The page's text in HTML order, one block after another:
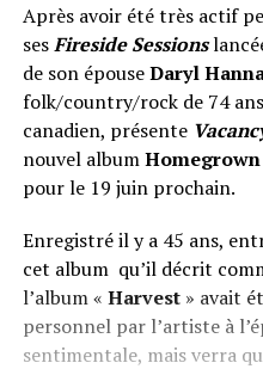
Après avoir été très actif
sesFireside Sessions
de son épouseDaryl
folk/country/rock de 74
canadien, présente
nouvel albumHomegrown
pour le 19 juin prochain.
Enregistré il y a 45 ans,
cet album qu’il décrit
l’album « Harvest» avait
personnel par l’artiste à
sentimentale, mais verra